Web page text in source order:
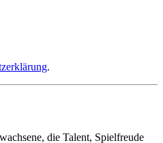
.
die Talent, Spielfreude